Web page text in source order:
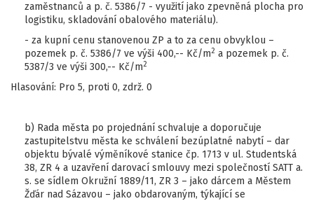
zaměstnanců a p. č. 5386/7 - využití jako zpevněná plocha pro
logistiku, skladování obalového materiálu).
- za kupní cenu stanovenou ZP a to za cenu obvyklou –
pozemek p. č. 5386/7 ve výši 400,-- Kč/m2 a pozemek p. č.
5387/3 ve výši 300,-- Kč/m2
Hlasování: Pro 5, proti 0, zdrž. 0
b) Rada města po projednání schvaluje a doporučuje
zastupitelstvu města ke schválení bezúplatné nabytí – dar
objektu bývalé výměníkové stanice čp. 1713 v ul. Studentská
38, ZR 4 a uzavření darovací smlouvy mezi společností SATT a.
s. se sídlem Okružní 1889/11, ZR 3 – jako dárcem a Městem
Žďár nad Sázavou – jako obdarovaným, týkající se